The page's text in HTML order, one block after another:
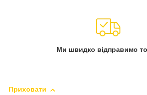
Ми швидко відправимо
Приховати